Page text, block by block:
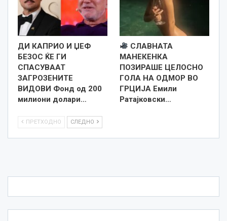
ДИ КАПРИО И ЏЕФ
БЕЗОС ЌЕ ГИ
СПАСУВААТ
ЗАГРОЗЕНИТЕ
ВИДОВИ Фонд од 200
милиони долари…
СЛАВНАТА
МАНЕКЕНКА
ПОЗИРАШЕ ЦЕЛОСНО
ГОЛА НА ОДМОР ВО
ГРЦИЈА Емили
Ратајковски…
ПРЕТХОДНО СЛЕДНО